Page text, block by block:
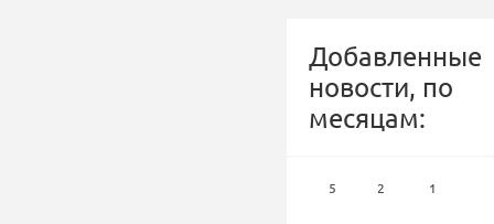
Добавленные
новости, по
месяцам:
5 2 1